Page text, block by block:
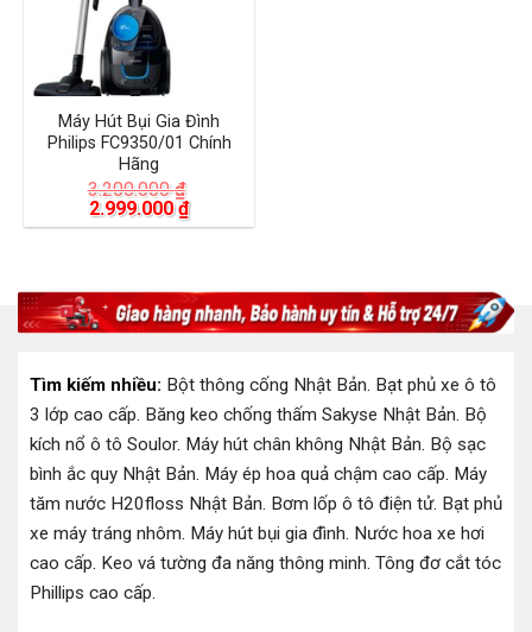
Máy Hút Bụi Gia Đình
Philips FC9350/01 Chính
Hãng
3.200.000₫
Giá
gốc
2.999.000₫Giá
hiện
Tìm kiếm nhiều: Bột thông cống Nhật Bản. Bạt phủ xe ô tô
3 lớp cao cấp. Băng keo chống thấm Sakyse Nhật Bản. Bộ
kích nổ ô tô Soulor. Máy hút chân không Nhật Bản. Bộ sạc
bình ắc quy Nhật Bản. Máy ép hoa quả chậm cao cấp. Máy
tăm nước H20floss Nhật Bản. Bơm lốp ô tô điện tử. Bạt phủ
xe máy tráng nhôm. Máy hút bụi gia đình. Nước hoa xe hơi
cao cấp. Keo vá tường đa năng thông minh. Tông đơ cắt tóc
Phillips cao cấp.